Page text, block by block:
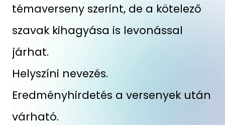
témaverseny szerint, de a kötelező
szavak kihagyása is levonással
járhat.
Helyszíni nevezés.
Eredményhirdetés a versenyek után
várható.